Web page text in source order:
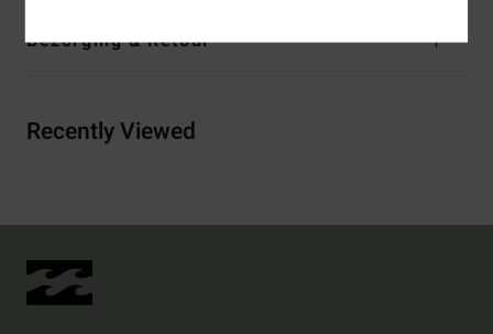
Bezorging & Retour
Recently Viewed